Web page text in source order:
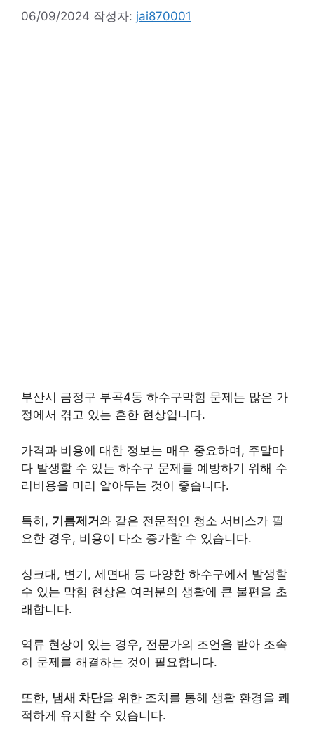
06/09/2024 작성자: jai870001
부산시 금정구 부곡4동 하수구막힘 문제는 많은 가
정에서 겪고 있는 흔한 현상입니다.
가격과 비용에 대한 정보는 매우 중요하며, 주말마
다 발생할 수 있는 하수구 문제를 예방하기 위해 수
리비용을 미리 알아두는 것이 좋습니다.
특히, 기름제거 와 같은 전문적인 청소 서비스가 필
요한 경우, 비용이 다소 증가할 수 있습니다.
싱크대, 변기, 세면대 등 다양한 하수구에서 발생할
수 있는 막힘 현상은 여러분의 생활에 큰 불편을 초
래합니다.
역류 현상이 있는 경우, 전문가의 조언을 받아 조속
히 문제를 해결하는 것이 필요합니다.
또한, 냄새 차단을 위한 조치를 통해 생활 환경을 쾌
적하게 유지할 수 있습니다.